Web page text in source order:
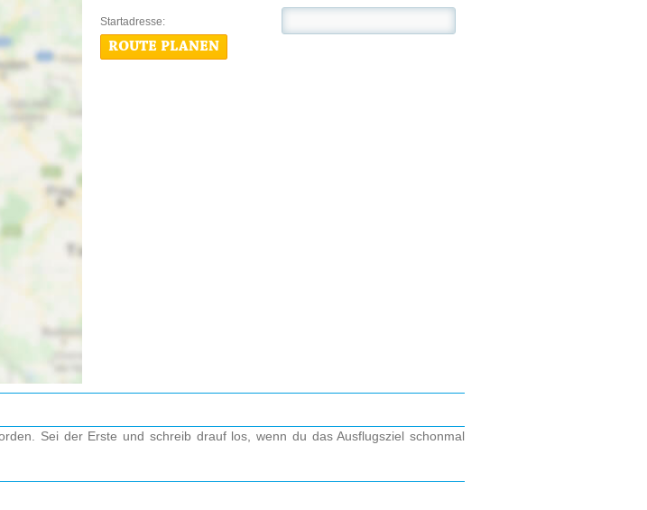
Startadresse:
ROUTE PLANEN
Sei der Erste und schreib drauf los, wenn du das Ausflugsziel schonmal